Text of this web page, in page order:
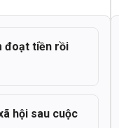
đoạt tiền rồi
hội sau cuộc